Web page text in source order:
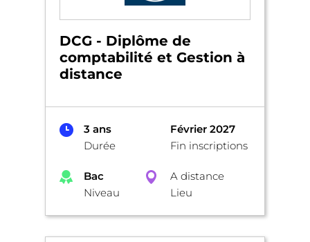
DCG - Diplôme de
comptabilité et Gestion à
distance
3 ans
Durée
Février 2027
Fin inscriptions
Bac
Niveau
A distance
Lieu